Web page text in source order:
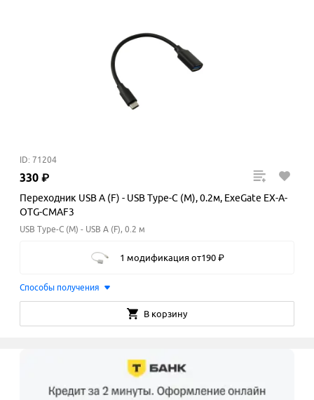
ID: 71204
330 ₽
Переходник USB A (F) - USB Type-C (M), 0.2м, ExeGate EX-A-
OTG-CMAF3
USB Type-C (M) - USB A (F), 0.2 м
1 модификация от190 ₽
Способы получения
В корзину